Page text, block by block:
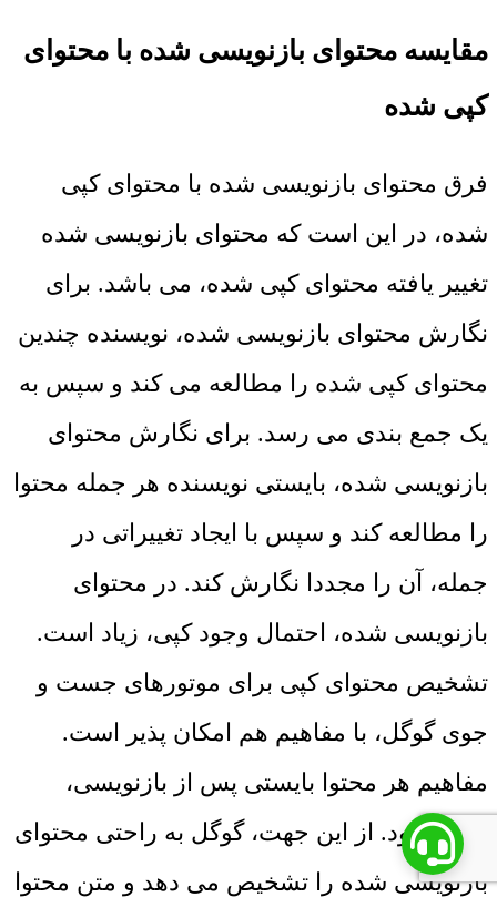
مقایسه محتوای بازنویسی شده با محتوای
کپی شده
فرق محتوای بازنویسی شده با محتوای کپی
شده، در این است که محتوای بازنویسی شده
تغییر یافته محتوای کپی شده، می باشد. برای
نگارش محتوای بازنویسی شده، نویسنده چندین
محتوای کپی شده را مطالعه می کند و سپس به
یک جمع بندی می رسد. برای نگارش محتوای
بازنویسی شده، بایستی نویسنده هر جمله محتوا
را مطالعه کند و سپس با ایجاد تغییراتی در
جمله، آن را مجددا نگارش کند. در محتوای
بازنویسی شده، احتمال وجود کپی، زیاد است.
تشخیص محتوای کپی برای موتورهای جست و
جوی گوگل، با مفاهیم هم امکان پذیر است.
مفاهیم هر محتوا بایستی پس از بازنویسی،
حفظ شود. از این جهت، گوگل به راحتی محتوای
بازنویسی شده را تشخیص می دهد و متن محتوا